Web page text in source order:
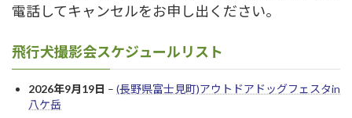
電話してキャンセルをお申し出ください。
飛行犬撮影会スケジュールリスト
2026年9月19日 – (長野県富士見町)アウトドアドッグフェスタin
八ケ岳